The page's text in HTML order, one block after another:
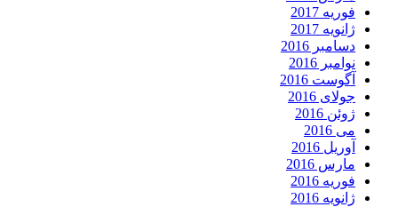
فوریه 2017
ژانویه 2017
دسامبر 2016
نوامبر 2016
آگوست 2016
جولای 2016
ژوئن 2016
می 2016
آوریل 2016
مارس 2016
فوریه 2016
ژانویه 2016